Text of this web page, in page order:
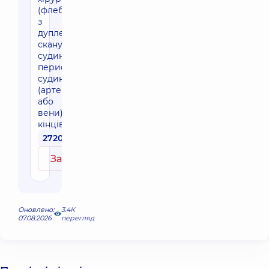
(флеболога)
з
дуплексним
скануванням
судин:
периферичні
судини
(артерії
або
вени)
кінцівок
2720 грн
Записатись
Оновлено:
07.08.2026
3.4К
перегляд